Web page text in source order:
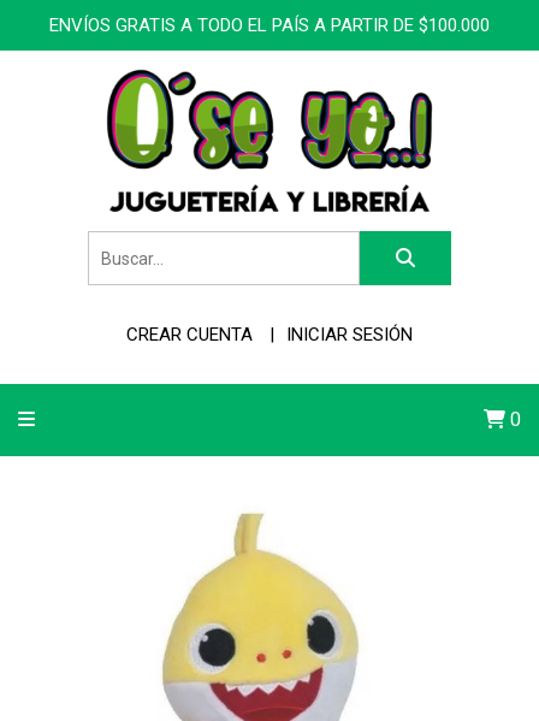
ENVÍOS GRATIS A TODO EL PAÍS A PARTIR DE $100.000
CREAR CUENTA INICIAR SESIÓN
0